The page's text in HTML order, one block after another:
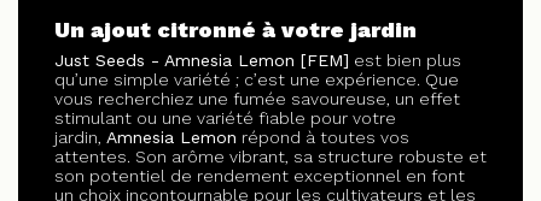
Un ajout citronné à votre jardin
Just Seeds - Amnesia Lemon [FEM] est bien plus
qu’une simple variété ; c’est une expérience. Que
vous recherchiez une fumée savoureuse, un effet
stimulant ou une variété fiable pour votre
jardin, Amnesia Lemon répond à toutes vos
attentes. Son arôme vibrant, sa structure robuste et
son potentiel de rendement exceptionnel en font
un choix incontournable pour les cultivateurs et les